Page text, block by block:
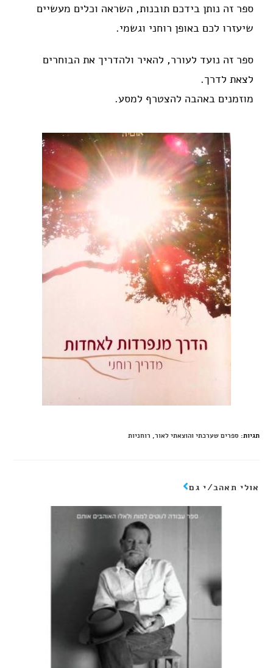
ספר זה נותן בידכם תובנות, השראה וכלים מעשיים
שיעזרו לכם באופן רוחני וגשמי.
ספר זה נועד לעורר, להאיר ולהדריך את הבוחרים
לצאת לדרך.
מוזמנים באהבה להצטרף למסע.
תגיות: ספרים שערכתי והוצאתי לאור, רוחניות
אולי תאהב/י גם